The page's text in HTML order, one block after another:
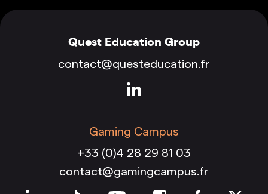
Quest Education Group
contact@questeducation.fr
Gaming Campus
+33 (0)4 28 29 81 03
contact@gamingcampus.fr